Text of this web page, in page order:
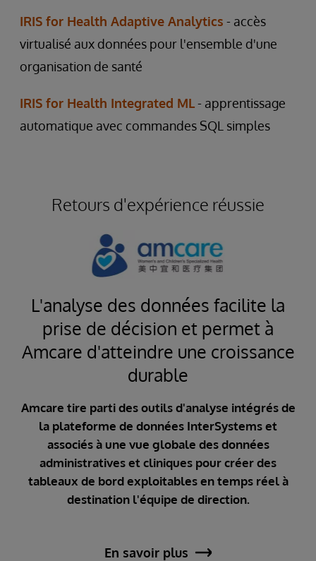
IRIS for Health Adaptive Analytics - accès
virtualisé aux données pour l'ensemble d'une
organisation de santé
IRIS for Health Integrated ML- apprentissage
automatique avec commandes SQL simples
Retours d'expérience réussie
L'analyse des données facilite la
prise de décision et permet à
Amcare d'atteindre une croissance
durable
Amcare tire parti des outils d'analyse intégrés de
la plateforme de données InterSystems et
associés à une vue globale des données
administratives et cliniques pour créer des
tableaux de bord exploitables en temps réel à
destination l'équipe de direction.
En savoir plus